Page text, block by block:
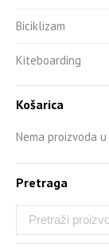
Biciklizam
Kiteboarding
Košarica
Nema proizvoda
Pretraga